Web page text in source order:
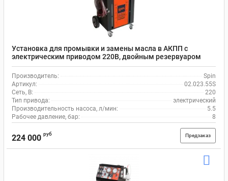
Установка для промывки и замены масла в АКПП с
электрическим приводом 220В, двойным резервуаром
2х20 л, ATF REMIN+ Spin 02.023.55S
Производитель:
Spin
Артикул:
02.023.55S
Сеть, В:
220
Тип привода:
электрический
Производительность насоса, л/мин:
5.5
Рабочее давление, бар:
8
224 000 руб Предзаказ